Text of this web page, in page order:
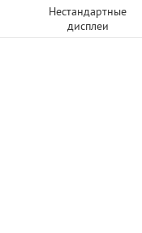
Нестандартные
дисплеи